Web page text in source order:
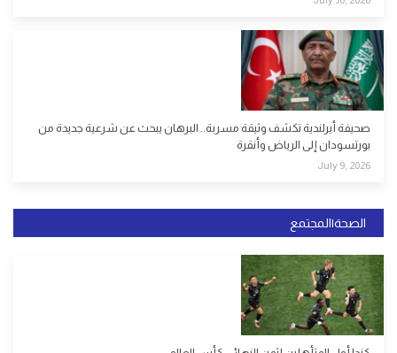
صحيفة أيرلندية تكشف وثيقة مسربة.. البرهان يبحث عن شرعية جديدة من
بورتسودان إلى الرياض وأنقرة
July 9, 2026
الصحة|المجتمع